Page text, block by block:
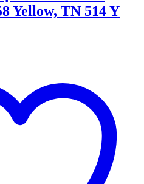
Yellow, TN 514 Y